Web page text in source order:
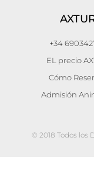
+34
EL precio
Cómo
Admisión
© 2018 Todos los